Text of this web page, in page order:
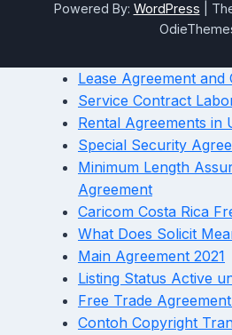
Powered By: WordPress
Lease Agreement and
Service Contract
Rental Agreements in
Special Security
Minimum Length
Agreement
Caricom Costa Rica
What Does Solicit
Main Agreement 2021
Listing Status Active
Free Trade
Contoh Copyright